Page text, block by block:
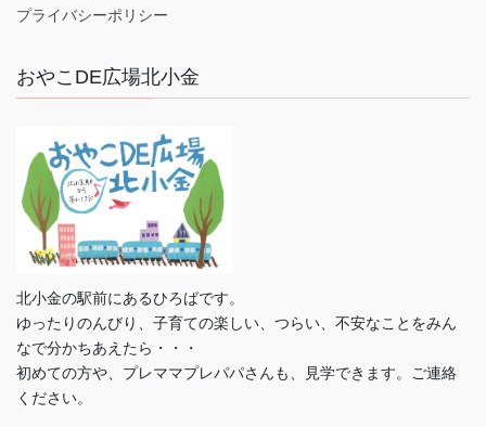
プライバシーポリシー
おやこDE広場北小金
北小金の駅前にあるひろばです。
ゆったりのんびり、子育ての楽しい、つらい、不安なことをみん
なで分かちあえたら・・・
初めての方や、プレママプレパパさんも、見学できます。ご連絡
ください。